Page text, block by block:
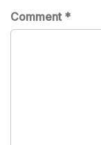
Comment *